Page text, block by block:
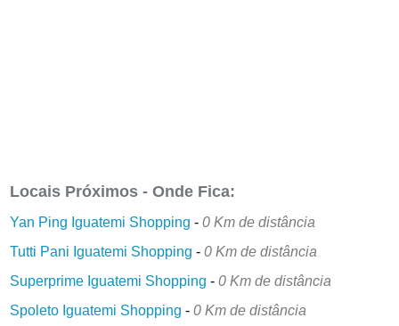
Locais Próximos - Onde Fica:
Yan Ping Iguatemi Shopping -0 Km de distância
Tutti Pani Iguatemi Shopping -0 Km de distância
Superprime Iguatemi Shopping -0 Km de distância
Spoleto Iguatemi Shopping -0 Km de distância